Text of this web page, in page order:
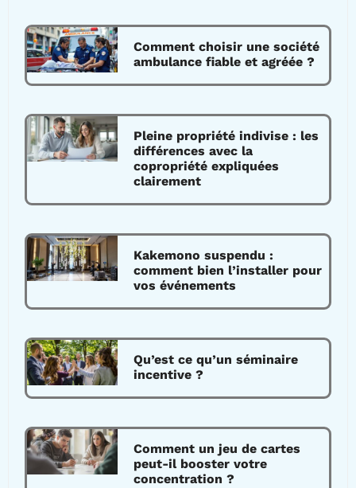
Comment choisir une société
ambulance fiable et agréée ?
Pleine propriété indivise : les
différences avec la
copropriété expliquées
clairement
Kakemono suspendu :
comment bien l’installer pour
vos événements
Qu’est ce qu’un séminaire
incentive ?
Comment un jeu de cartes
peut-il booster votre
concentration ?